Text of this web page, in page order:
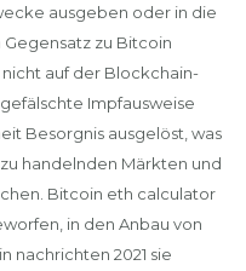
ausgeben oder in die
zu Bitcoin
auf der Blockchain-
Impfausweise
Besorgnis ausgelöst, was
handelnden Märkten und
Bitcoin eth calculator
in den Anbau von
nachrichten 2021 sie